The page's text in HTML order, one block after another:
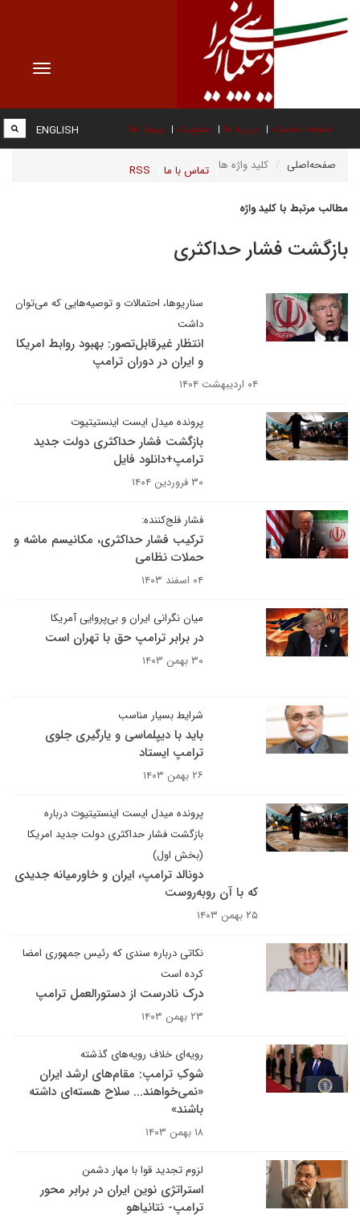
Toggle
صفحه نخست درباره ما عضویت پیوند ها
تماس با ما RSS
ENGLISH
صفحه‌اصلی کلید واژه ها
مطالب مرتبط با کلید واژه
بازگشت فشار حداکثری
سناریوها، احتمالات و توصیه‌هایی که می‌توان
داشت
انتظار غیرقابل‌تصور: بهبود روابط امریکا
و ایران در دوران ترامپ
۰۴ اردیبهشت ۱۴۰۴
پرونده میدل ایست اینستیتیوت
بازگشت فشار حداکثری دولت جدید
ترامپ+دانلود فایل
۳۰ فروردین ۱۴۰۴
فشار فلج‌کننده:
ترکیب فشار حداکثری، مکانیسم ماشه و
حملات نظامی
۰۴ اسفند ۱۴۰۳
میان نگرانی ایران و بی‌پروایی آمریکا
در برابر ترامپ حق با تهران است
۳۰ بهمن ۱۴۰۳
شرایط بسیار مناسب
باید با دیپلماسی و یارگیری جلوی
ترامپ ایستاد
۲۶ بهمن ۱۴۰۳
پرونده میدل ایست اینستیتیوت درباره
بازگشت فشار حداکثری دولت جدید امریکا
(بخش اول)
دونالد ترامپ، ایران و خاورمیانه جدیدی
که با آن روبه‌روست
۲۵ بهمن ۱۴۰۳
نکاتی درباره سندی که رئیس جمهوری امضا
کرده است
درک نادرست از دستورالعمل ترامپ
۲۳ بهمن ۱۴۰۳
رویه‌ای خلاف رویه‌های گذشته
شوکِ ترامپ: مقام‌های ارشد ایران
«نمی‌خواهند... سلاح هسته‌ای داشته
باشند»
۱۸ بهمن ۱۴۰۳
لزوم تجدید قوا با مهار دشمن
استراتژی نوین ایران در برابر محور
ترامپ- نتانیاهو